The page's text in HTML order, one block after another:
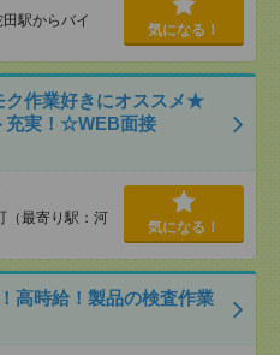
田駅からバイ
気になる！
ク作業好きにオススメ★
充実！☆WEB面接
（最寄り駅：河
気になる！
高時給！製品の検査作業